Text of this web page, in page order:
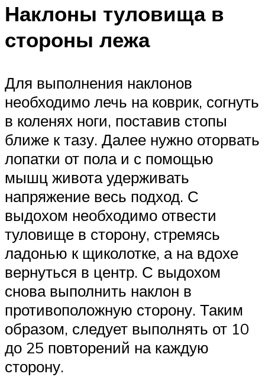
Наклоны туловища в
стороны лежа
Для выполнения наклонов
необходимо лечь на коврик, согнуть
в коленях ноги, поставив стопы
ближе к тазу. Далее нужно оторвать
лопатки от пола и с помощью
мышц живота удерживать
напряжение весь подход. С
выдохом необходимо отвести
туловище в сторону, стремясь
ладонью к щиколотке, а на вдохе
вернуться в центр. С выдохом
снова выполнить наклон в
противоположную сторону. Таким
образом, следует выполнять от 10
до 25 повторений на каждую
сторону.